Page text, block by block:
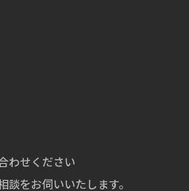
わせください
をお伺いいたします。